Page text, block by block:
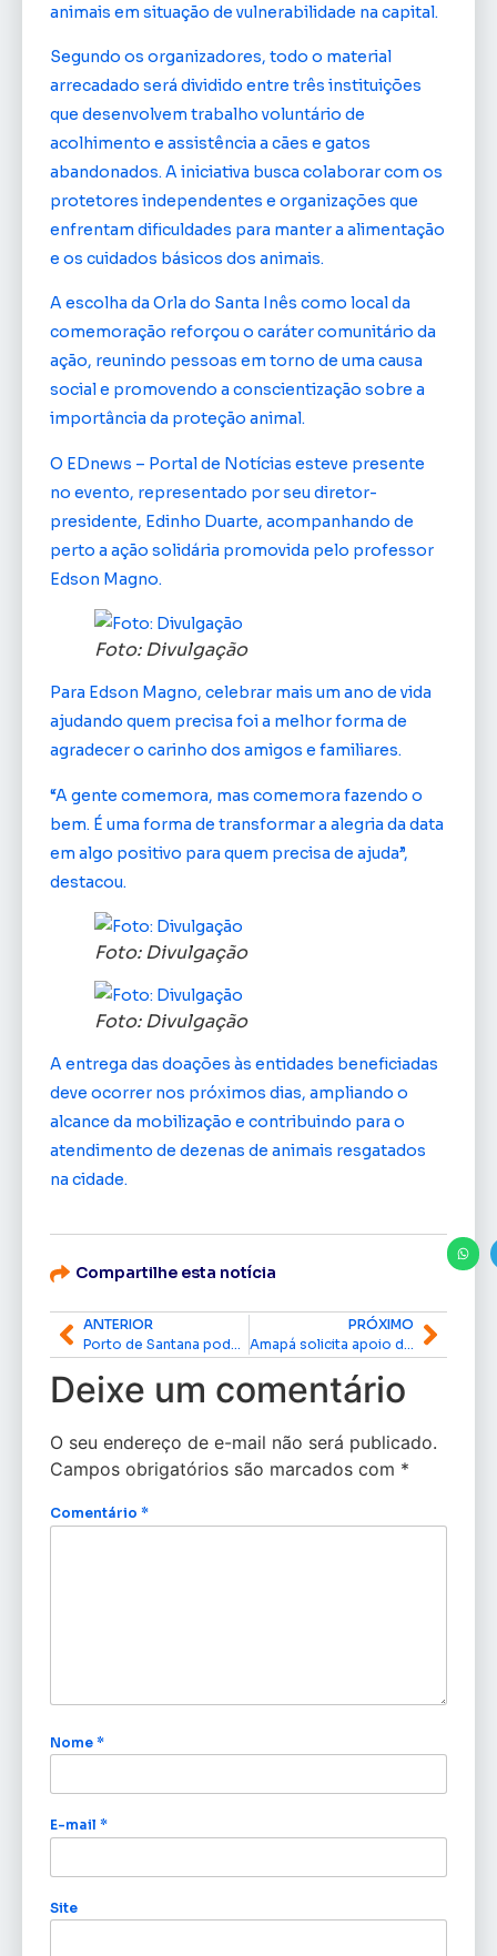
animais em situação de vulnerabilidade na capital.
Segundo os organizadores, todo o material
arrecadado será dividido entre três instituições
que desenvolvem trabalho voluntário de
acolhimento e assistência a cães e gatos
abandonados. A iniciativa busca colaborar com os
protetores independentes e organizações que
enfrentam dificuldades para manter a alimentação
e os cuidados básicos dos animais.
A escolha da Orla do Santa Inês como local da
comemoração reforçou o caráter comunitário da
ação, reunindo pessoas em torno de uma causa
social e promovendo a conscientização sobre a
importância da proteção animal.
O EDnews – Portal de Notícias esteve presente
no evento, representado por seu diretor-
presidente, Edinho Duarte, acompanhando de
perto a ação solidária promovida pelo professor
Edson Magno.
Foto: Divulgação
Para Edson Magno, celebrar mais um ano de vida
ajudando quem precisa foi a melhor forma de
agradecer o carinho dos amigos e familiares.
“A gente comemora, mas comemora fazendo o
bem. É uma forma de transformar a alegria da data
em algo positivo para quem precisa de ajuda”,
destacou.
Foto: Divulgação
Foto: Divulgação
A entrega das doações às entidades beneficiadas
deve ocorrer nos próximos dias, ampliando o
alcance da mobilização e contribuindo para o
atendimento de dezenas de animais resgatados
na cidade.
Compartilhe esta notícia
ANTERIOR
Porto de Santana pode se tornar nova rota para exportação de caulim da KaMin/Cadam
PRÓXIMO
Amapá solicita apoio das Forças Armadas para reforçar logística das Eleições 2026
Deixe um comentário
O seu endereço de e-mail não será publicado.
Campos obrigatórios são marcados com *
Comentário *
Nome *
E-mail *
Site